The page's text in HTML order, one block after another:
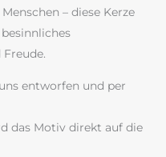
– diese Kerze
entworfen und per
das Motiv direkt auf die